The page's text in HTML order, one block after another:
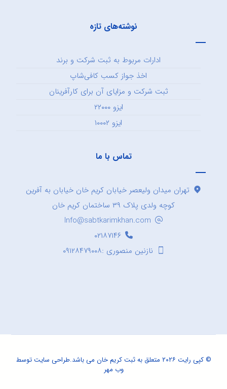
نوشته‌های تازه
ادارات مربوط به ثبت شرکت و برند
اخذ جواز کسب کافی‌شاپ
ثبت شرکت و مزایای آن برای کارآفرینان
ایزو ۲۲۰۰۰
ایزو ۱۰۰۰۲
تماس با ما
تهران میدان ولیعصر خیابان کریم خان خیابان به آفرین
کوچه ولدی پلاک ۳۹ ساختمان کریم خان
Info@sabtkarimkhan.com
۰۲۱۸۷۱۴۶
نازنین منصوری :۰۹۱۲۸۴۷۹۰۰۸
© کپی رایت ۲۰۲۶ متعلق به ثبت کریم خان می باشد. طراحی سایتتوسط
وب مهر